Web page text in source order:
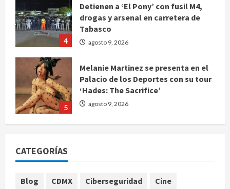
4
Detienen a ‘El Pony’ con fusil M4,
drogas y arsenal en carretera de
Tabasco
agosto 9, 2026
5
Melanie Martinez se presenta en el
Palacio de los Deportes con su tour
‘Hades: The Sacrifice’
agosto 9, 2026
hospital
agosto 9, 2026
CATEGORÍAS
Blog CDMX Ciberseguridad Cine